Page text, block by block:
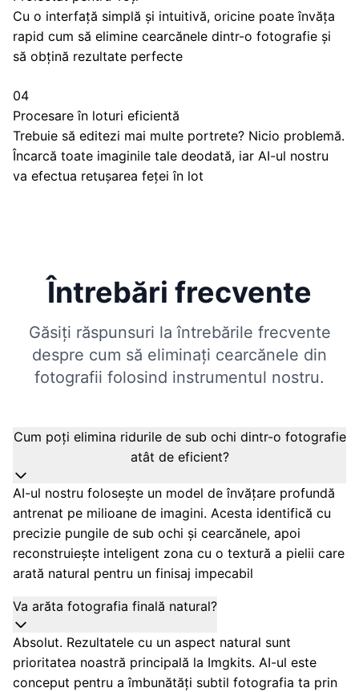
Cu o interfață simplă și intuitivă, oricine poate învăța
rapid cum să elimine cearcănele dintr-o fotografie și
să obțină rezultate perfecte
04
Procesare în loturi eficientă
Trebuie să editezi mai multe portrete? Nicio problemă.
Încarcă toate imaginile tale deodată, iar AI-ul nostru
va efectua retușarea feței în lot
Întrebări frecvente
Găsiți răspunsuri la întrebările frecvente
despre cum să eliminați cearcănele din
fotografii folosind instrumentul nostru.
Cum poți elimina ridurile de sub ochi dintr-o fotografie
atât de eficient?
AI-ul nostru folosește un model de învățare profundă
antrenat pe milioane de imagini. Acesta identifică cu
precizie pungile de sub ochi și cearcănele, apoi
reconstruiește inteligent zona cu o textură a pielii care
arată natural pentru un finisaj impecabil
Va arăta fotografia finală natural?
Absolut. Rezultatele cu un aspect natural sunt
prioritatea noastră principală la Imgkits. AI-ul este
conceput pentru a îmbunătăți subtil fotografia ta prin